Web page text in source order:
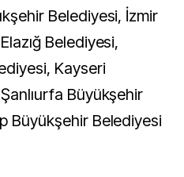
Belediyesi, İzmir
Belediyesi,
Kayseri
Büyükşehir
Büyükşehir Belediyesi